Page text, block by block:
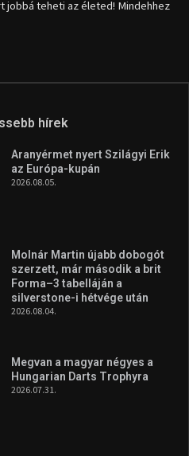
jobbá teheti az életed! Mindehhez
hírek
Aranyérmet nyert Szilágyi Erik
az Európa-kupán
2026.08.05.
Molnár Martin újabb dobogót
szerzett, már második a brit
Forma–3 tabelláján a
silverstone-i hétvége után
2026.08.04.
Megvan a magyar négyes a
Hungarian Darts Trophyra
2026.07.31.